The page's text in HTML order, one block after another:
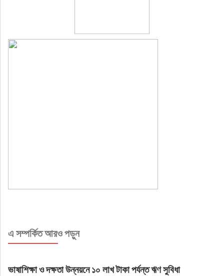
এ সম্পর্কিত আরও পড়ুন
ভাষাশিক্ষা ও দক্ষতা উন্নয়নে ১০ লাখ টাকা পর্যন্ত ঋণ সুবিধা